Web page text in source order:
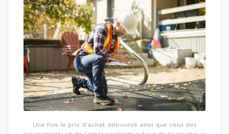
Une fois le prix d’achat déboursé ainsi que celui des